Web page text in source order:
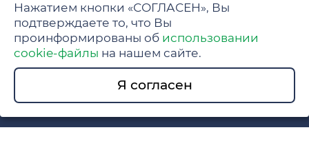
Политика обработки персональных данных МГУ
Положение об обработке и защите персональных данных
© 2024 Московский государственный университет имени
Разработка сайта www.swe.ru
Нажатием кнопки «СОГЛАСЕН», Вы
подтверждаете то, что Вы
проинформированы об использовании
cookie-файлы на нашем сайте.
Я согласен